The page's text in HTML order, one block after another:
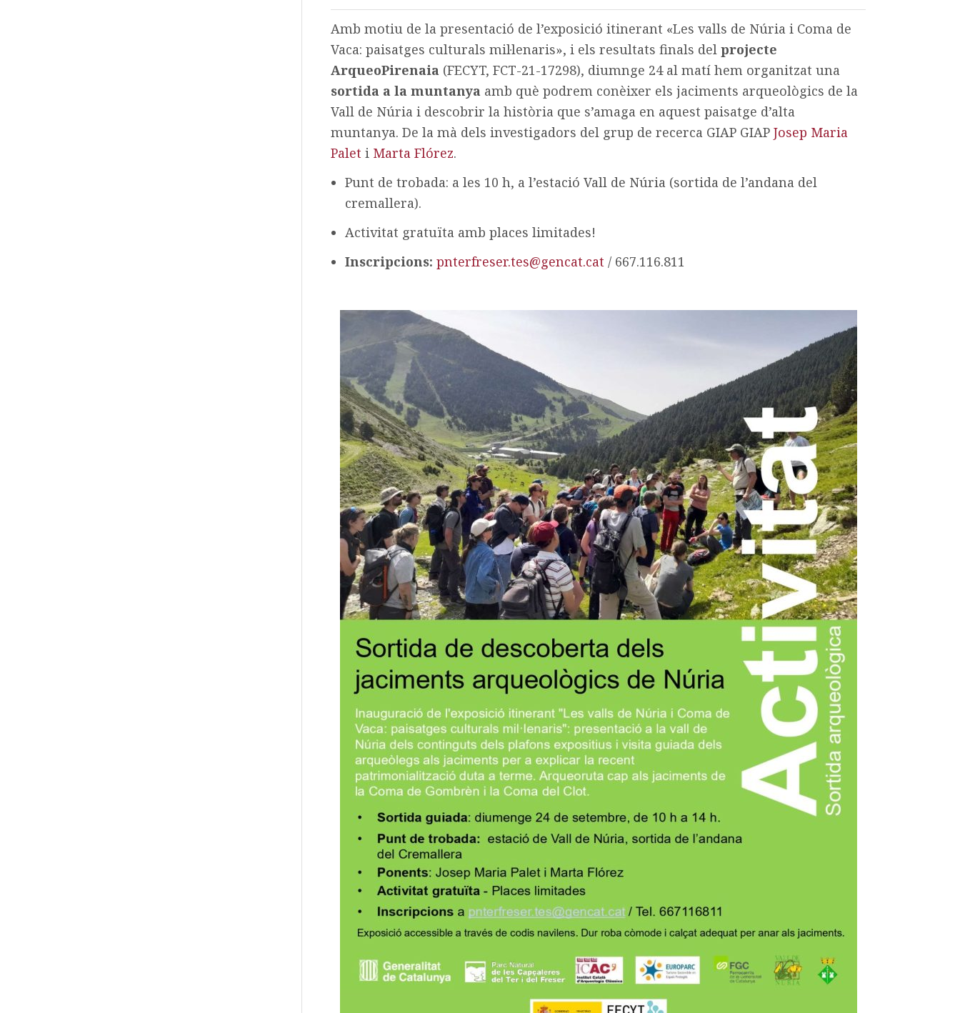
Amb motiu de la presentació de l’exposició itinerant «Les valls de Núria i Coma de
Vaca: paisatges culturals mil·lenaris», i els resultats finals del projecte
ArqueoPirenaia (FECYT, FCT-21-17298), diumnge 24 al matí hem organitzat una
sortida a la muntanya amb què podrem conèixer els jaciments arqueològics de la
Vall de Núria i descobrir la història que s’amaga en aquest paisatge d’alta
muntanya. De la mà dels investigadors del grup de recerca GIAP GIAP Josep Maria
Palet i Marta Flórez.
Punt de trobada: a les 10 h, a l’estació Vall de Núria (sortida de l’andana del
cremallera).
Activitat gratuïta amb places limitades!
Inscripcions: pnterfreser.tes@gencat.cat / 667.116.811